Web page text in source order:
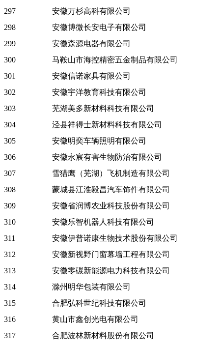
297
安徽万杉高科有限公司
298
安徽博微长安电子有限公司
299
安徽森源电器有限公司
300
马鞍山市海控精密五金制品有限公司
301
安徽信诺家具有限公司
302
安徽宇洋教育科技有限公司
303
芜湖美多新材料科技有限公司
304
泾县祥得士新材料科技有限公司
305
安徽明奕车辆照明有限公司
306
安徽永宸有害生物防治有限公司
307
雪猎鹰（芜湖）飞机制造有限公司
308
蒙城县江淮毅昌汽车饰件有限公司
309
安徽省润博农业科技股份有限公司
310
安徽乐智机器人科技有限公司
311
安徽伊普诺康生物技术股份有限公司
312
安徽新视野门窗幕墙工程有限公司
313
安徽零碳新能源电力科技有限公司
314
滁州明华包装有限公司
315
合肥弘科世纪科技有限公司
316
黄山市鑫创光电有限公司
317
合肥波林新材料股份有限公司